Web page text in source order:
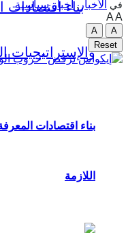
بناء اقتصادات
اللازمة
في الأخبار ,أخبار سياسية
AA
A
A
Reset